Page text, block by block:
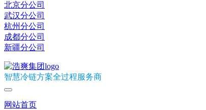
北京分公司
武汉分公司
杭州分公司
成都分公司
新疆分公司
智慧冷链方案全过程服务商
网站首页